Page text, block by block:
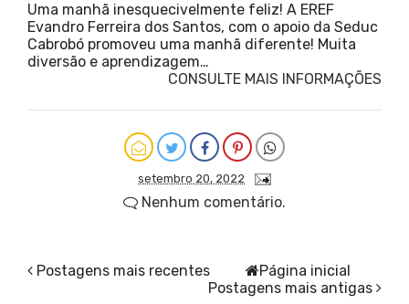
Uma manhã inesquecivelmente feliz! A EREF
Evandro Ferreira dos Santos, com o apoio da Seduc
Cabrobó promoveu uma manhã diferente! Muita
diversão e aprendizagem…
CONSULTE MAIS INFORMAÇÕES
setembro 20, 2022
Nenhum comentário.
Postagens mais recentes
Postagens mais antigas
Página inicial